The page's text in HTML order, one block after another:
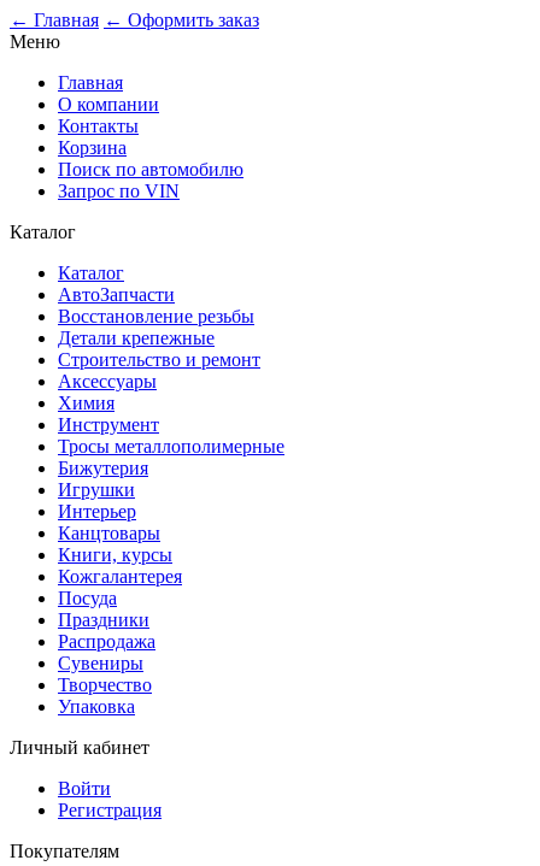
← Главная ← Оформить заказ
Меню
Главная
О компании
Контакты
Корзина
Поиск по автомобилю
Запрос по VIN
Каталог
Каталог
АвтоЗапчасти
Восстановление резьбы
Детали крепежные
Строительство и ремонт
Аксессуары
Химия
Инструмент
Тросы металлополимерные
Бижутерия
Игрушки
Интерьер
Канцтовары
Книги, курсы
Кожгалантерея
Посуда
Праздники
Распродажа
Сувениры
Творчество
Упаковка
Личный кабинет
Войти
Регистрация
Покупателям